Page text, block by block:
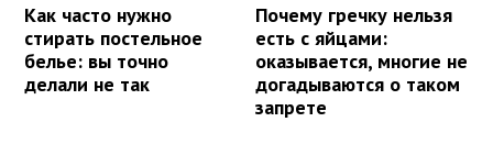
Как часто нужно
стирать постельное
белье: вы точно
делали не так
Почему гречку нельзя
есть с яйцами:
оказывается, многие не
догадываются о таком
запрете